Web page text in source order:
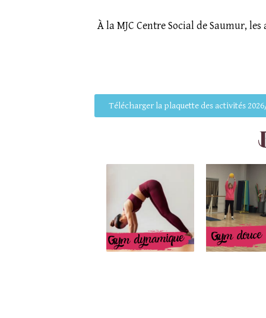
À la MJC Centre Social de Saumur,
Télécharger la plaquette des activités